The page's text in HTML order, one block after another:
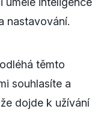
nastavování.
těmto
souhlasíte a
dojde k užívání